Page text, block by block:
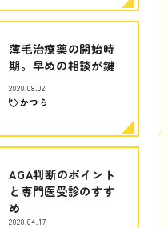
薄毛治療薬の開始時
期。早めの相談が鍵
2020.08.02
かつら
AGA判断のポイント
と専門医受診のすす
め
2020.04.17